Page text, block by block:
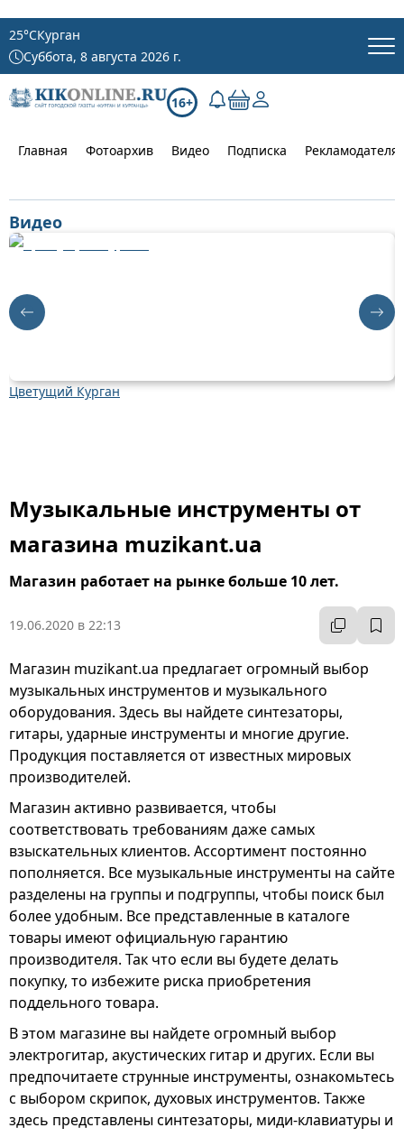
25°CКурган
Суббота, 8 августа 2026 г.
16+
Главная Фотоархив Видео Подписка
Видео
Цветущий Курган
Музыкальные инструменты от
магазина muzikant.ua
Магазин работает на рынке больше 10 лет.
19.06.2020 в 22:13
Магазин muzikant.ua предлагает огромный выбор
музыкальных инструментов и музыкального
оборудования. Здесь вы найдете синтезаторы,
гитары, ударные инструменты и многие другие.
Продукция поставляется от известных мировых
производителей.
Магазин активно развивается, чтобы
соответствовать требованиям даже самых
взыскательных клиентов. Ассортимент постоянно
пополняется. Все музыкальные инструменты на сайте
разделены на группы и подгруппы, чтобы поиск был
более удобным. Все представленные в каталоге
товары имеют официальную гарантию
производителя. Так что если вы будете делать
покупку, то избежите риска приобретения
поддельного товара.
В этом магазине вы найдете огромный выбор
электрогитар, акустических гитар и других. Если вы
предпочитаете струнные инструменты, ознакомьтесь
с выбором скрипок, духовых инструментов. Также
здесь представлены синтезаторы, миди-клавиатуры и